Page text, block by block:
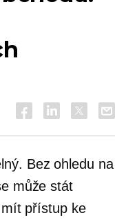
Bez ohledu na
může stát
přístup ke